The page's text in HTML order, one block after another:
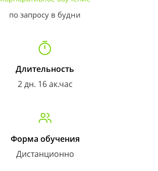
по запросу в будни
Длительность
2 дн. 16 ак.час
Форма обучения
Дистанционно